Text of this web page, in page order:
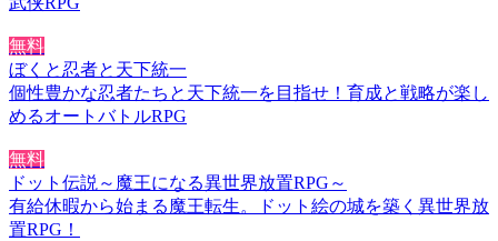
無料
ぼくと忍者と天下統一
個性豊かな忍者たちと天下統一を目指せ！育成と戦略が楽し
めるオートバトルRPG
無料
ドット伝説～魔王になる異世界放置RPG～
有給休暇から始まる魔王転生。ドット絵の城を築く異世界放
置RPG！